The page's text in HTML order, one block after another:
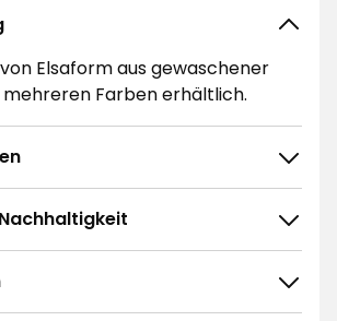
Elsaform aus gewaschener
mehreren Farben erhältlich.